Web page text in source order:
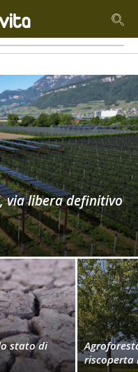
via libera definitivo
stato di
riscoperta